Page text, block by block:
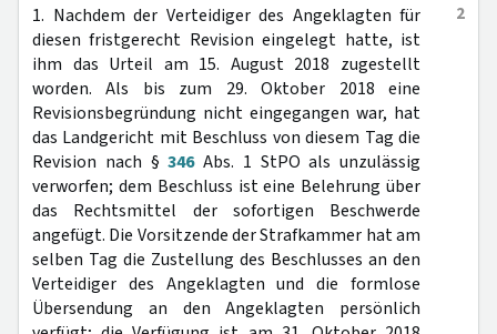
2
1. Nachdem der Verteidiger des Angeklagten für
diesen fristgerecht Revision eingelegt hatte, ist
ihm das Urteil am 15. August 2018 zugestellt
worden. Als bis zum 29. Oktober 2018 eine
Revisionsbegründung nicht eingegangen war, hat
das Landgericht mit Beschluss von diesem Tag die
Revision nach §346Abs. 1 StPO als unzulässig
verworfen; dem Beschluss ist eine Belehrung über
das Rechtsmittel der sofortigen Beschwerde
angefügt. Die Vorsitzende der Strafkammer hat am
selben Tag die Zustellung des Beschlusses an den
Verteidiger des Angeklagten und die formlose
Übersendung an den Angeklagten persönlich